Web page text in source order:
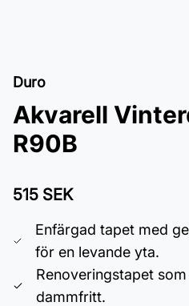
Duro
Akvarell
R90B
515 SEK
Enfärgad tapet med
för en levande yta.
Renoveringstapet
dammfritt.